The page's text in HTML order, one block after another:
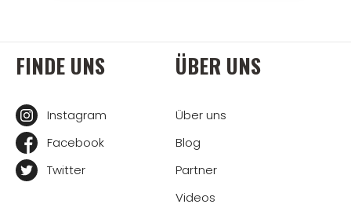
FINDE UNS
Instagram
Facebook
Twitter
ÜBER UNS
Über uns
Blog
Partner
Videos